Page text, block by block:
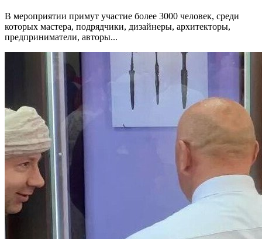
В мероприятии примут участие более 3000 человек, среди
которых мастера, подрядчики, дизайнеры, архитекторы,
предприниматели, авторы...